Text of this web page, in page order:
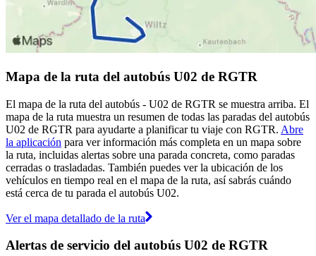
Mapa de la ruta del autobús U02 de RGTR
El mapa de la ruta del autobús - U02 de RGTR se muestra arriba. El
mapa de la ruta muestra un resumen de todas las paradas del autobús
U02 de RGTR para ayudarte a planificar tu viaje con RGTR. Abre
la aplicación para ver información más completa en un mapa sobre
la ruta, incluidas alertas sobre una parada concreta, como paradas
cerradas o trasladadas. También puedes ver la ubicación de los
vehículos en tiempo real en el mapa de la ruta, así sabrás cuándo
está cerca de tu parada el autobús U02.
Ver el mapa detallado de la ruta
Alertas de servicio del autobús U02 de RGTR